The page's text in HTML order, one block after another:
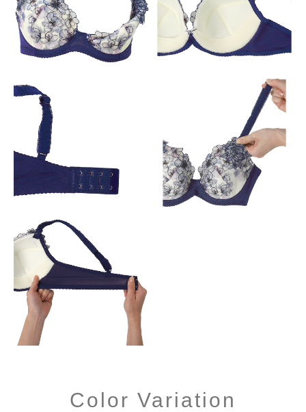
Color Variation